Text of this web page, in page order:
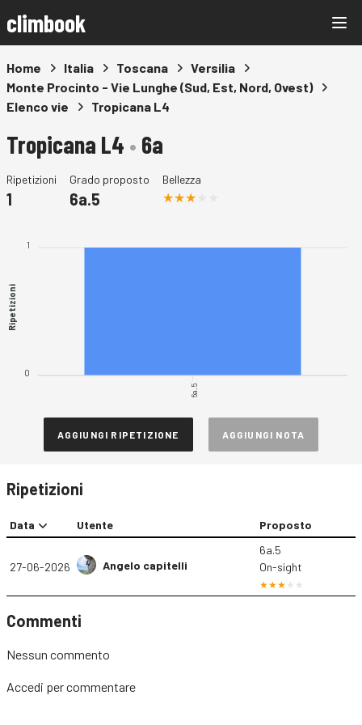
climbook
Home Italia Toscana
Versilia
Monte Procinto - Vie Lunghe (Sud, Est, Nord, Ovest)
Elenco vie
Tropicana L4
Tropicana L4 • 6a
Ripetizioni
1
Grado proposto
6a.5
Bellezza
1
0
Ripetizioni
6a.5
AGGIUNGI RIPETIZIONE AGGIUNGI NOTA
Ripetizioni
Data Utente Proposto
27-06-2026 Angelo capitelli
6a.5
On-sight
Commenti
Nessun commento
Accedi per commentare